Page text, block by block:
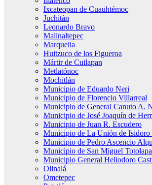
Ixcateopan de Cuauhtémoc
Juchitán
Leonardo Bravo
Malinaltepec
Marquelia
Huitzuco de los Figueroa
Mártir de Cuilapan
Metlatónoc
Mochitlán
Municipio de Eduardo Neri
Municipio de Florencio Villarreal
Municipio de General Canuto A.
Municipio de José Joaquín de
Municipio de Juan R. Escudero
Municipio de La Unión de Isidoro
Municipio de Pedro Ascencio
Municipio de San Miguel
Municipio General Heliodoro
Olinalá
Ometepec